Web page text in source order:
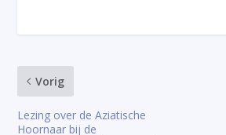
Vorig
Lezing over de Aziatische
Hoornaar bij de